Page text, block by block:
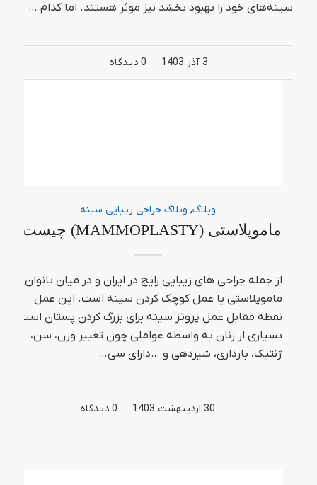
سینه‌های خود را بهبود بخشد نیز موثر هستند. اما کدام …
3 آذر 1403 / 0 دیدگاه‌
وبلاگ, وبلاگ جراحی زیبایی سینه
ماموپلاستی (MAMMOPLASTY) چیست؟
از جمله جراحی های زیبایی رایج در ایران و در میان بانوان،
ماموپلاستی یا عمل کوچک کردن سینه است. این عمل
نقطه مقابل عمل پروتز سینه برای بزرگ کردن پستان است.
بسیاری از زنان به واسطه عواملی چون تغییر وزن، سن،
ژنتیک، بارداری، شیردهی و …دارای سی…
30 اردیبهشت 1403 / 0 دیدگاه‌